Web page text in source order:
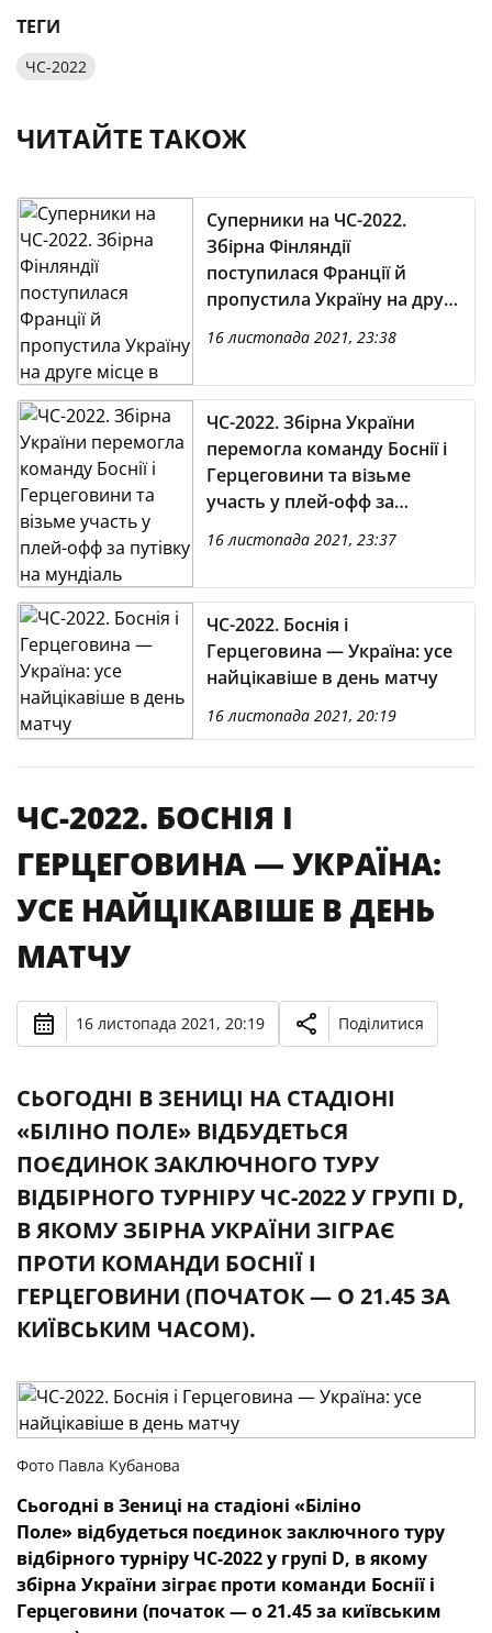
ТЕГИ
ЧС-2022
ЧИТАЙТЕ ТАКОЖ
Суперники на ЧС-2022.
Збірна Фінляндії
поступилася Франції й
пропустила Україну на друге
місце в групі
16 листопада 2021, 23:38
ЧС-2022. Збірна України
перемогла команду Боснії і
Герцеговини та візьме
участь у плей-офф за
путівку на мундіаль
16 листопада 2021, 23:37
ЧС-2022. Боснія і
Герцеговина — Україна: усе
найцікавіше в день матчу
16 листопада 2021, 20:19
ЧС-2022. БОСНІЯ І
ГЕРЦЕГОВИНА — УКРАЇНА:
УСЕ НАЙЦІКАВІШЕ В ДЕНЬ
МАТЧУ
16 листопада 2021, 20:19 Поділитися
СЬОГОДНІ В ЗЕНИЦІ НА СТАДІОНІ
«БІЛІНО ПОЛЕ» ВІДБУДЕТЬСЯ
ПОЄДИНОК ЗАКЛЮЧНОГО ТУРУ
ВІДБІРНОГО ТУРНІРУ ЧС-2022 У ГРУПІ D,
В ЯКОМУ ЗБІРНА УКРАЇНИ ЗІГРАЄ
ПРОТИ КОМАНДИ БОСНІЇ І
ГЕРЦЕГОВИНИ (ПОЧАТОК — О 21.45 ЗА
КИЇВСЬКИМ ЧАСОМ).
Фото Павла Кубанова
Сьогодні вЗениці на стадіоні «Біліно
Поле» відбудеться поєдинок заключного туру
відбірного турніру ЧС-2022 у групі D, в якому
збірна України зіграє проти команди Боснії і
Герцеговини (початок — о 21.45 за київським